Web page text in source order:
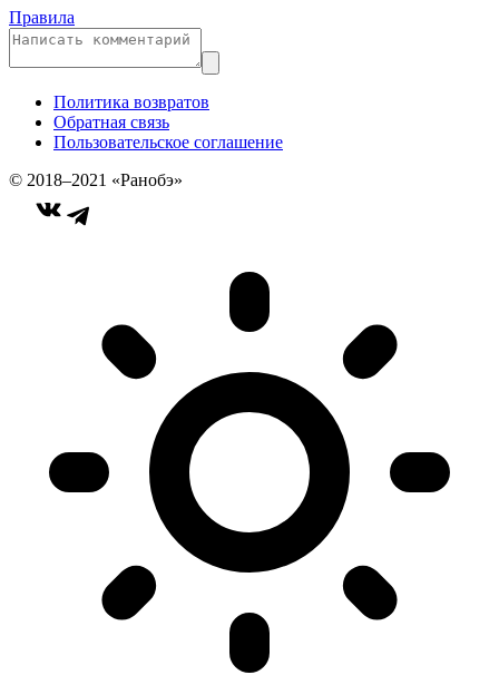
Правила
Политика возвратов
Обратная связь
Пользовательское соглашение
© 2018–2021 «Ранобэ»